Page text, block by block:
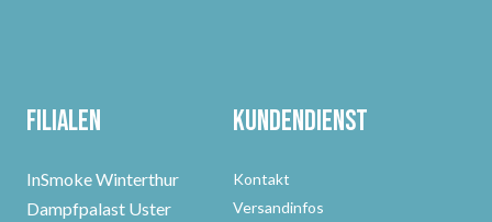
Filialen
InSmoke Winterthur
Dampfpalast Uster
Kundendienst
Kontakt
Versandinfos